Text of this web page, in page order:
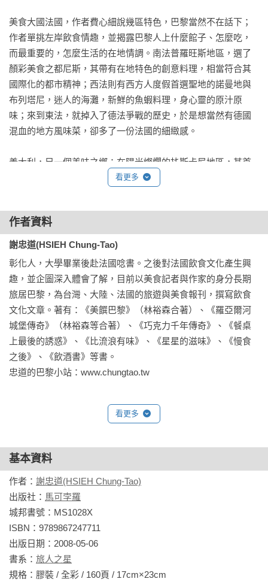
美食大國法國，作者費心細說幾區特色，巴黎當然不在話下；
作者單挑左岸飲食情趣，並揭露巴黎人上什麼館子、怎麼吃，
而最重要的，怎麼生活的在地情調。南法普羅旺斯地區，選了
顏彩美食之都尼斯，其帶有在地特色的創意料理，相當符合其
國際化的都市精神；西法則有西方人度假首選聖地的諾曼地與
布列塔尼，迷人的海灘，新鮮的魚蝦料理，身心靈的原汁原
味；來到東法，就掉入了德法爭戰的歷史，於是想當然有德國
混血的地方風味菜，卻多了一份法國的細緻感。
義大利，另一個美味之鄉：在陽光燦爛的扥斯卡尼地區，其首
府翡冷翠挾著中世紀大城的貴族美食傳統，歷經幾個世紀的淘
肉醬義大利麵的發源地波隆那，作者經人指點，走訪那種偏僻
隱密的尋常小館子，卻一睹創造義大利食物傳統的靈感泉源。
洋，其揚帆待發、發現新世界的豪氣裡，卻隱隱有一股流浪的
慾望，透著離別傷感的滋味，這一切都表現在它的食物特色
中。
瑞士的日內瓦，是個重要國際組織的總部所在地，國際化不在
話下，高檔美食當然所在多有，作者卻單挑日內瓦傍臨湖泊的
特色，由此介紹夏日清爽的湖魚餐。
餐廳中，就著變化多端的一碟碟令人驚豔的小菜、小點，然後
不由自主一口口小酒就喝將了起來。
國人較為陌生的北非料理，那種濃郁香料所交織的神秘與驚
奇，總讓初次接觸者目眩神迷，作者沿尼羅河航行，在千年古
蹟林立的現代埃及中，探訪埃及的在地美食。而另一個歐洲人
度假南走的選擇之一，突尼西亞，舊城區如同迷宮，咖啡館水
煙煙霧繚繞，市集中的甜點區是阿拉伯世界的創意聖地，更不
自己的秘方食譜！
在旅行中，認真的吃喝，發現食物，發現食物的故事，然後發
看更多
作者資料
謝忠道(HSIEH Chung-Tao)
彰化人，大學畢業後赴法國唸書。之後對法國飲食文化產生興
趣，並企圖深入體會了解，目前以美食記者與作家的身分長期
旅居巴黎，為台灣、大陸、法國的旅遊與美食報刊，撰寫飲食
文化文章。著有：《美饌巴黎》（林裕森合著）、《羅亞爾河
城堡傳奇》（林裕森等合著）、《巧克力千年傳奇》、《餐桌
上最後的誘惑》、《比流浪有味》、《星星的滋味》、《慢食
之後》、《飲酒書》等書。
忠道的巴黎小站：www.chungtao.tw
看更多
基本資料
作者： 謝忠道(HSIEH Chung-Tao)
出版社： 馬可孛羅
城邦書號：MS1028X
ISBN：9789867247711
出版日期：2008-05-06
書系： 旅人之星
規格：膠裝 / 全彩 / 160頁 / 17cm×23cm